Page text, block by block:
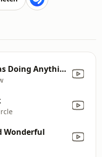
Not Like I Was Doing Anything
Wonderful